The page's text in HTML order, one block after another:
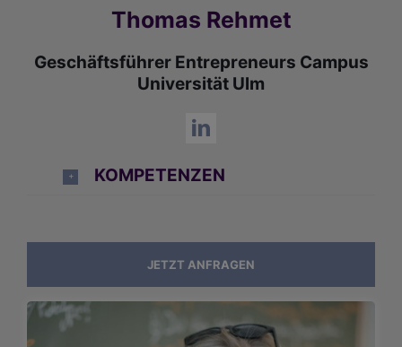
Thomas Rehmet
Geschäftsführer Entrepreneurs Campus
Universität Ulm
KOMPETENZEN
JETZT ANFRAGEN